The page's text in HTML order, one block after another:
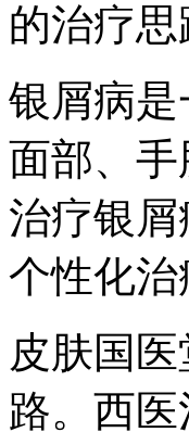
的治疗
银屑病
面部、
治疗银
个性化治
皮肤国
路。西